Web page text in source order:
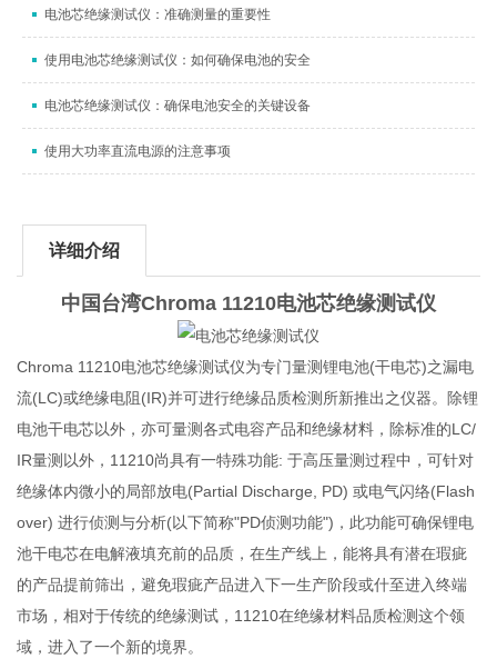
电池芯绝缘测试仪：准确测量的重要性
使用电池芯绝缘测试仪：如何确保电池的安全
电池芯绝缘测试仪：确保电池安全的关键设备
使用大功率直流电源的注意事项
详细介绍
中国台湾Chroma 11210电池芯绝缘测试仪
Chroma 11210电池芯绝缘测试仪为专门量测锂电池(干电芯)之漏电
流(LC)或绝缘电阻(IR)并可进行绝缘品质检测所新推出之仪器。除锂
电池干电芯以外，亦可量测各式电容产品和绝缘材料，除标准的LC/
IR量测以外，11210尚具有一特殊功能: 于高压量测过程中，可针对
绝缘体内微小的局部放电(Partial Discharge, PD) 或电气闪络(Flash
over) 进行侦测与分析(以下简称"PD侦测功能")，此功能可确保锂电
池干电芯在电解液填充前的品质，在生产线上，能将具有潜在瑕疵
的产品提前筛出，避免瑕疵产品进入下一生产阶段或什至进入终端
市场，相对于传统的绝缘测试，11210在绝缘材料品质检测这个领
域，进入了一个新的境界。